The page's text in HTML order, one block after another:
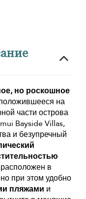
но роскошное
на
части острова
Bayside Villas,
и безупречный
в
при этом удобно
пляжами и